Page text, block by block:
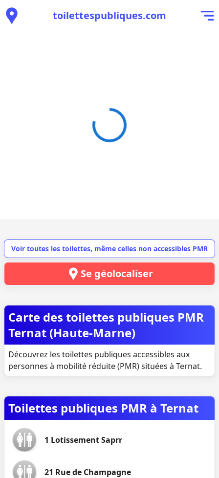
toilettespubliques.com
Voir toutes les toilettes, même celles non accessibles PMR
Se géolocaliser
Carte des toilettes publiques PMR
Ternat (Haute-Marne)
Découvrez les toilettes publiques accessibles aux
personnes à mobilité réduite (PMR) situées à Ternat.
Toilettes publiques PMR à Ternat
1 Lotissement Saprr
21 Rue de Champagne